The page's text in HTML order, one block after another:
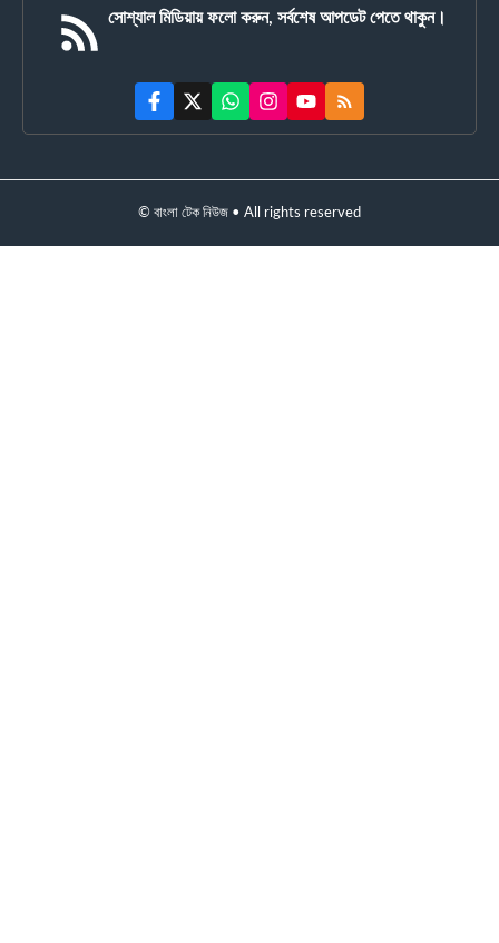
সোশ্যাল মিডিয়ায় ফলো করুন, সর্বশেষ আপডেট পেতে থাকুন।
© বাংলা টেক নিউজ • All rights reserved